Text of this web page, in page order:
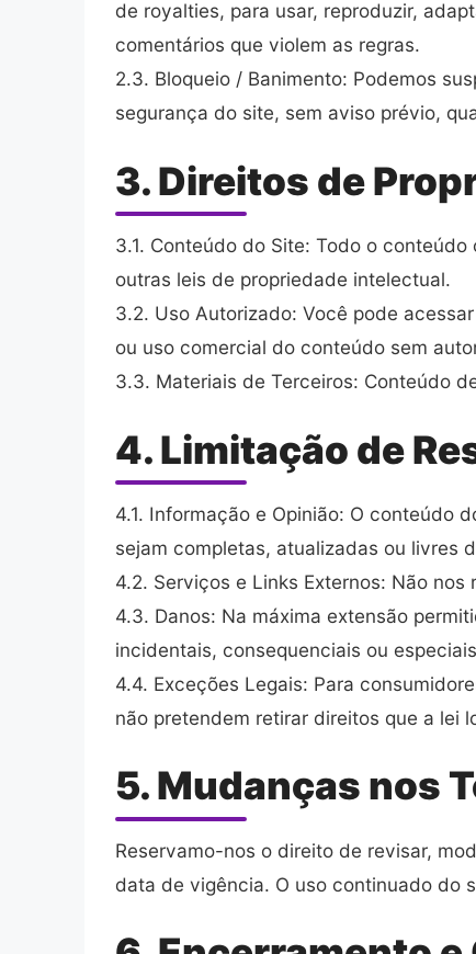
de royalties, para usar, reproduzir,
comentários que violem as regras.
2.3. Bloqueio / Banimento: Podemos
segurança do site, sem aviso prévio,
3. Direitos de
3.1. Conteúdo do Site: Todo o
outras leis de propriedade intelectual.
3.2. Uso Autorizado: Você pode
ou uso comercial do conteúdo sem
3.3. Materiais de Terceiros: Conteúdo
4. Limitação de
4.1. Informação e Opinião: O conteúdo
sejam completas, atualizadas ou livres
4.2. Serviços e Links Externos: Não
4.3. Danos: Na máxima extensão
incidentais, consequenciais ou
4.4. Exceções Legais: Para
não pretendem retirar direitos que a lei
5. Mudanças nos
Reservamo-nos o direito de revisar,
data de vigência. O uso continuado do